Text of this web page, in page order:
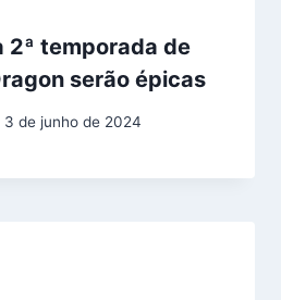
2ª temporada de
serão épicas
3 de junho de 2024